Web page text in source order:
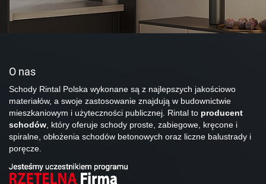
O nas
Schody Rintal Polska wykonane są z najlepszych jakościowo
materiałów, a swoje zastosowanie znajdują w budownictwie
mieszkaniowym i użyteczności publicznej. Rintal to producent
schodów, który oferuje schody proste, zabiegowe, kręcone i
spiralne, obłożenia schodów betonowych oraz liczne balustrady i
poręcze.